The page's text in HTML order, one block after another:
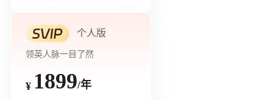
个人版
领英人脉一目了然
¥ 1899/年